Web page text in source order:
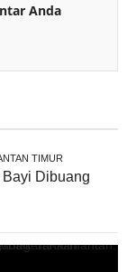
Anda
TIMUR
Bayi Dibuang